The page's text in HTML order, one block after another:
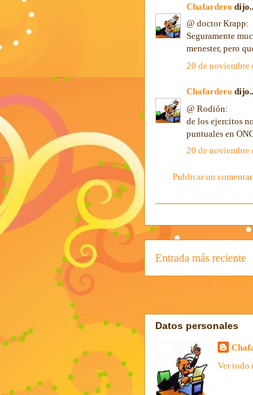
Chafardero
@ doctor Krapp:
Seguramente
menester, pero
20 de noviembre
Chafardero
@ Rodión:
de los ejercitos
puntuales en
20 de noviembre
Publicar un
Entrada más reciente
Datos personales
Ver todo